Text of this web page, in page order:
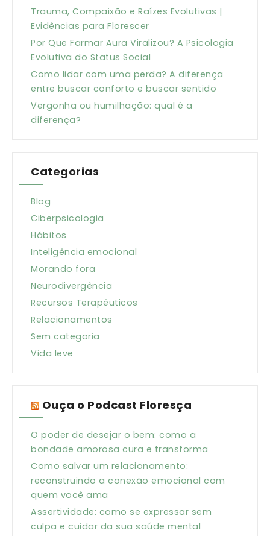
Trauma, Compaixão e Raízes Evolutivas |
Evidências para Florescer
Por Que Farmar Aura Viralizou? A Psicologia
Evolutiva do Status Social
Como lidar com uma perda? A diferença
entre buscar conforto e buscar sentido
Vergonha ou humilhação: qual é a
diferença?
Categorias
Blog
Ciberpsicologia
Hábitos
Inteligência emocional
Morando fora
Neurodivergência
Recursos Terapêuticos
Relacionamentos
Sem categoria
Vida leve
Ouça o Podcast Floresça
O poder de desejar o bem: como a
bondade amorosa cura e transforma
Como salvar um relacionamento:
reconstruindo a conexão emocional com
quem você ama
Assertividade: como se expressar sem
culpa e cuidar da sua saúde mental